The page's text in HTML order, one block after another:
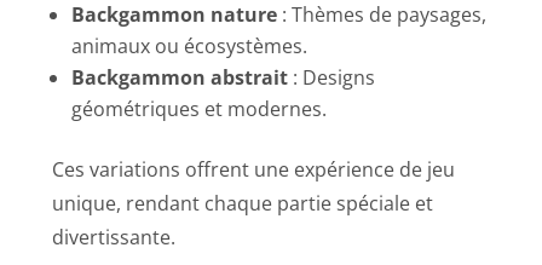
Backgammon nature : Thèmes de paysages,
animaux ou écosystèmes.
Backgammon abstrait : Designs
géométriques et modernes.
Ces variations offrent une expérience de jeu
unique, rendant chaque partie spéciale et
divertissante.